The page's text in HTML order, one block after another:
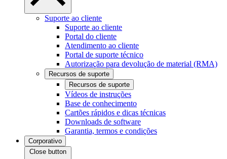
Suporte ao cliente
Suporte ao cliente
Portal do cliente
Atendimento ao cliente
Portal de suporte técnico
Autorização para devolução de material (RMA)
Recursos de suporte
Recursos de suporte
Vídeos de instruções
Base de conhecimento
Cartões rápidos e dicas técnicas
Downloads de software
Garantia, termos e condições
Corporativo
Close button